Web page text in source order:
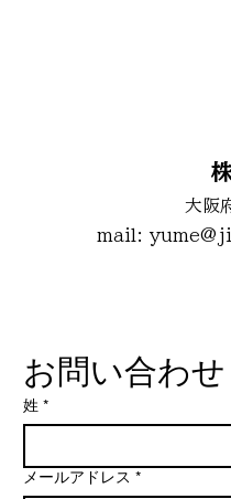
大阪
mail:
お問い合わせ
姓 *
メールアドレス *